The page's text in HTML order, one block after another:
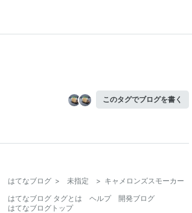
このタグでブログを書く
はてなブログ > 未指定 > キャメロンズスモーカー
はてなブログ タグとは
ヘルプ
開発ブログ
はてなブログトップ